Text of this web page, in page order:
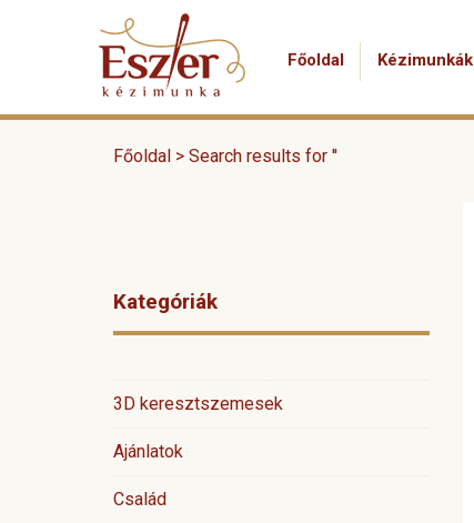
Főoldal Kézimunkák
Főoldal > Search results for ''
Kategóriák
3D keresztszemesek
Ajánlatok
Család